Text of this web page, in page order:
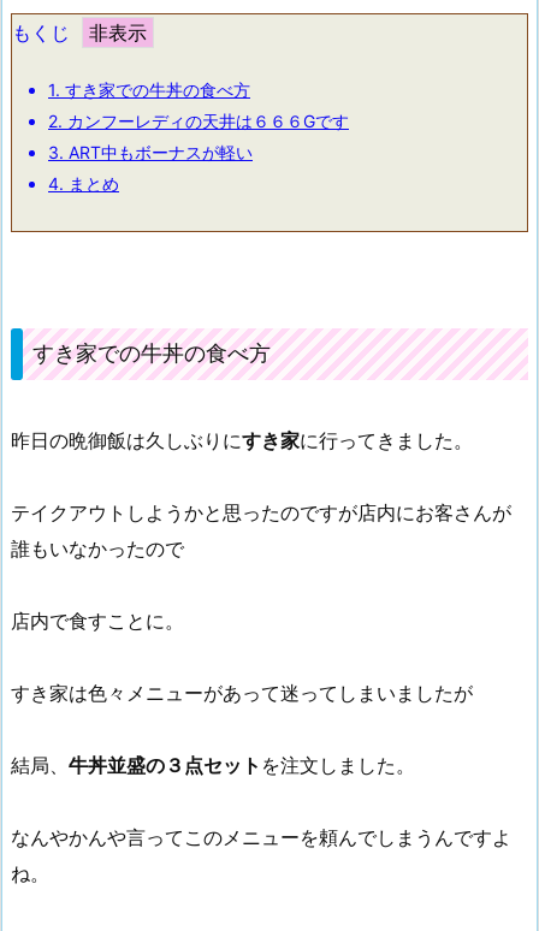
人で晩酌でもしようかな。普段は全く呑まないのですが釣った魚をつまみに呑むのに憧
れます。つまり・・・魚が釣れなき...
もくじ
1. すき家での牛丼の食べ方
2. カンフーレディの天井は６６６Gです
3. ART中もボーナスが軽い
4. まとめ
すき家での牛丼の食べ方
昨日の晩御飯は久しぶりにすき家に行ってきました。
テイクアウトしようかと思ったのですが店内にお客さんが
誰もいなかったので
店内で食すことに。
すき家は色々メニューがあって迷ってしまいましたが
結局、 牛丼並盛の３点セット を注文しました。
なんやかんや言ってこのメニューを頼んでしまうんですよ
ね。